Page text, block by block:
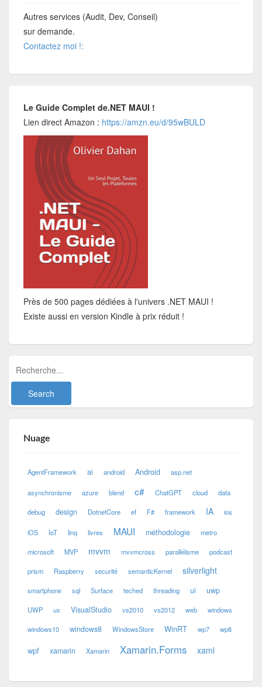
Autres services (Audit, Dev, Conseil)
sur demande.
Contactez moi !:
Le Guide Complet de.NET MAUI !
Lien direct Amazon : https://amzn.eu/d/95wBULD
Près de 500 pages dédiées à l'univers .NET MAUI !
Existe aussi en version Kindle à prix réduit !
Nuage
AgentFramework ai android Android asp.net
asynchronisme azure blend c# ChatGPT cloud data
debug design DotnetCore ef F# framework IA ios
iOS IoT linq livres MAUI méthodologie metro
microsoft MVP mvvm mvvmcross parallélisme podcast
prism Raspberry securité semanticKernel silverlight
smartphone sql Surface teched threading ui uwp
UWP ux VisualStudio vs2010 vs2012 web windows
windows10 windows8 WindowsStore WinRT wp7 wp8
wpf xamarin Xamarin Xamarin.Forms xaml